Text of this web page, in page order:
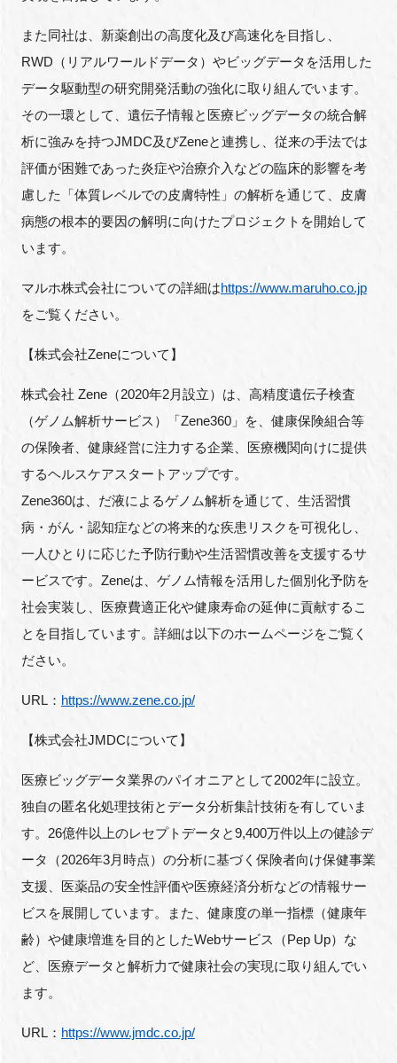
また同社は、新薬創出の高度化及び高速化を目指し、
RWD（リアルワールドデータ）やビッグデータを活用した
データ駆動型の研究開発活動の強化に取り組んでいます。
その一環として、遺伝子情報と医療ビッグデータの統合解
析に強みを持つJMDC及びZeneと連携し、従来の手法では
評価が困難であった炎症や治療介入などの臨床的影響を考
慮した「体質レベルでの皮膚特性」の解析を通じて、皮膚
病態の根本的要因の解明に向けたプロジェクトを開始して
います。
マルホ株式会社についての詳細はhttps://www.maruho.co.jp
をご覧ください。
【株式会社Zeneについて】
株式会社 Zene（2020年2月設立）は、高精度遺伝子検査
（ゲノム解析サービス）「Zene360」を、健康保険組合等
の保険者、健康経営に注力する企業、医療機関向けに提供
するヘルスケアスタートアップです。
Zene360は、だ液によるゲノム解析を通じて、生活習慣
病・がん・認知症などの将来的な疾患リスクを可視化し、
一人ひとりに応じた予防行動や生活習慣改善を支援するサ
ービスです。Zeneは、ゲノム情報を活用した個別化予防を
社会実装し、医療費適正化や健康寿命の延伸に貢献するこ
とを目指しています。詳細は以下のホームページをご覧く
ださい。
URL： https://www.zene.co.jp/
【株式会社JMDCについて】
医療ビッグデータ業界のパイオニアとして2002年に設立。
独自の匿名化処理技術とデータ分析集計技術を有していま
す。26億件以上のレセプトデータと9,400万件以上の健診デ
ータ（2026年3月時点）の分析に基づく保険者向け保健事業
支援、医薬品の安全性評価や医療経済分析などの情報サー
ビスを展開しています。また、健康度の単一指標（健康年
齢）や健康増進を目的としたWebサービス（Pep Up）な
ど、医療データと解析力で健康社会の実現に取り組んでい
ます。
URL： https://www.jmdc.co.jp/